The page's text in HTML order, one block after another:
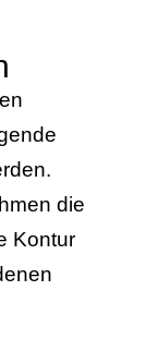
die
Kontur